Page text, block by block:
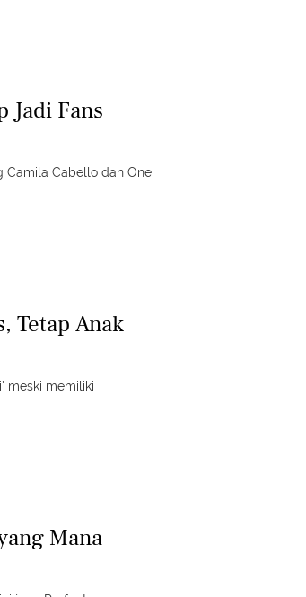
Jadi Fans
Camila Cabello dan One
Tetap Anak
meski memiliki
Mana